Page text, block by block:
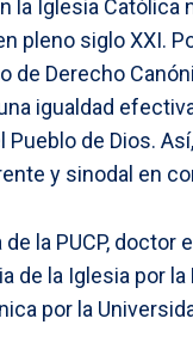
Iglesia Católica
pleno siglo XXI.
de Derecho
igualdad
de Dios.
y sinodal en
la PUCP, doctor
de la Iglesia por
por la